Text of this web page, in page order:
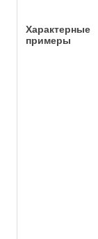
Характерные
примеры